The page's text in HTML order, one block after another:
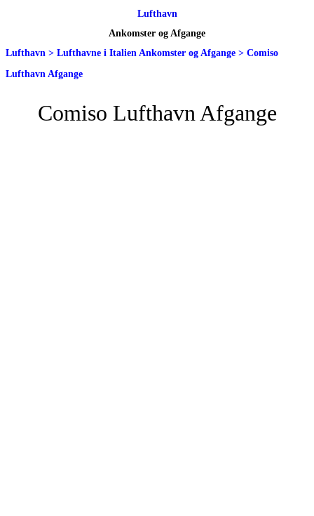
Lufthavn
Ankomster og Afgange
Lufthavn > Lufthavne i Italien Ankomster og Afgange > Comiso
Lufthavn Afgange
Comiso Lufthavn Afgange